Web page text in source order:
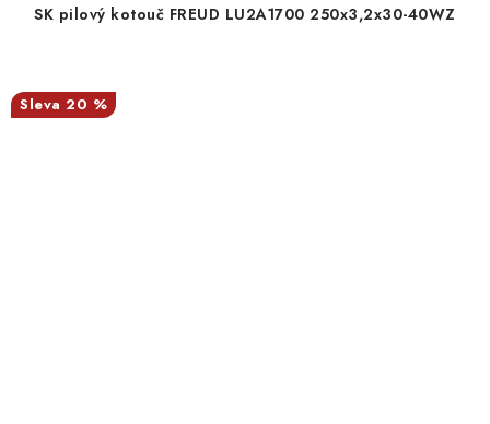
SK pilový kotouč FREUD LU2A1700 250x3,2x30-40WZ
20 %